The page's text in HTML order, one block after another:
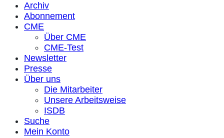
Archiv
Abonnement
CME
Über CME
CME-Test
Newsletter
Presse
Über uns
Die Mitarbeiter
Unsere Arbeitsweise
ISDB
Suche
Mein Konto